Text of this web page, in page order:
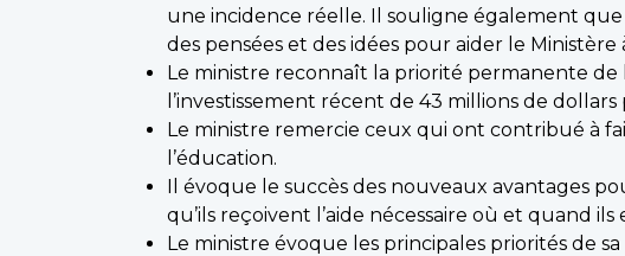
une incidence réelle. Il souligne également
des pensées et des idées pour aider le
Le ministre reconnaît la priorité permanente de
l’investissement récent de 43 millions de
Le ministre remercie ceux qui ont contribué à
l’éducation.
Il évoque le succès des nouveaux avantages
qu’ils reçoivent l’aide nécessaire où et quand ils
Le ministre évoque les principales priorités de